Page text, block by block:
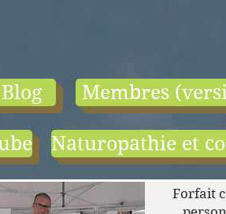
Blog Membres
Naturopathie et
- le tarif comprend:
1) une visio-
conférence par
mois en salle ou en
Forfait